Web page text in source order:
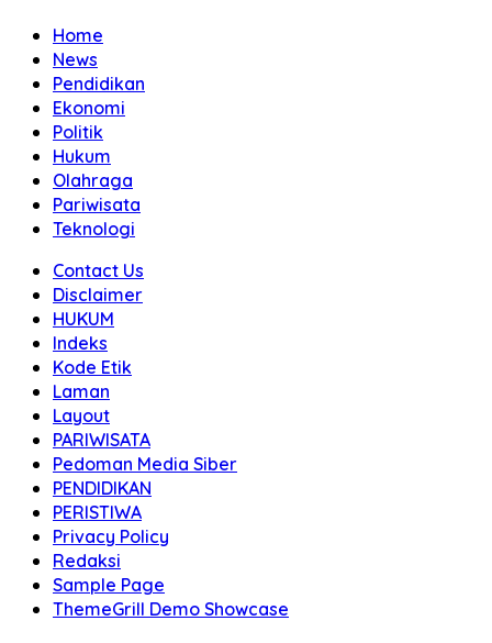
Home
News
Pendidikan
Ekonomi
Politik
Hukum
Olahraga
Pariwisata
Teknologi
Contact Us
Disclaimer
HUKUM
Indeks
Kode Etik
Laman
Layout
PARIWISATA
Pedoman Media Siber
PENDIDIKAN
PERISTIWA
Privacy Policy
Redaksi
Sample Page
ThemeGrill Demo Showcase